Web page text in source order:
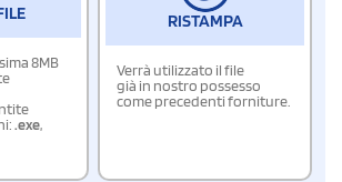
8MB
.exe,
RISTAMPA
Verrà utilizzato il file
già in nostro possesso
come precedenti forniture.